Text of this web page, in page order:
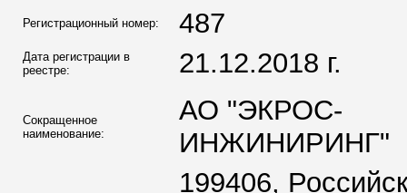
Регистрационный номер: 487
Дата регистрации в
реестре:
21.12.2018 г.
Сокращенное
наименование:
АО "ЭКРОС-
ИНЖИНИРИНГ"
199406,